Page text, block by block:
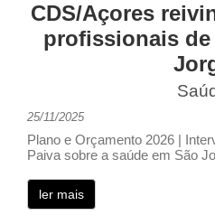
CDS/Açores
profissionais de
25/11/2025
Plano e Orçamento 2026 |
Paiva sobre a saúde em São
ler mais